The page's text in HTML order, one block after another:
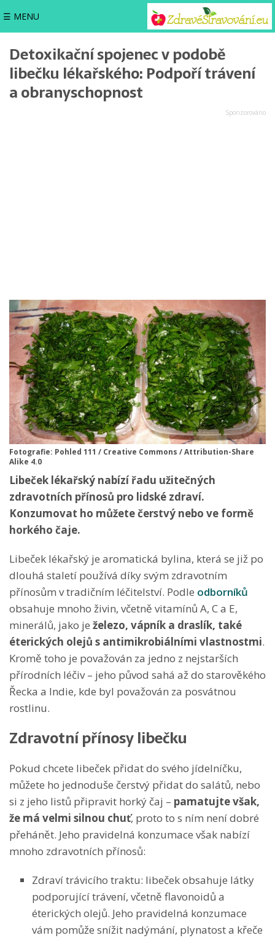
☰ MENU
Detoxikační spojenec v podobě
libečku lékařského: Podpoří trávení
a obranyschopnost
Fotografie: Pohled 111 / Creative Commons / Attribution-Share
Alike 4.0
Libeček lékařský nabízí řadu užitečných
zdravotních přínosů pro lidské zdraví.
Konzumovat ho můžete čerstvý nebo ve formě
horkého čaje.
Libeček lékařský je aromatická bylina, která se již po
dlouhá staletí používá díky svým zdravotním
přínosům v tradičním léčitelství. Podle odborníků
obsahuje mnoho živin, včetně vitamínů A, C a E,
minerálů, jako je železo, vápník a draslík, také
éterických olejů s antimikrobiálními vlastnostmi.
Kromě toho je považován za jedno z nejstarších
přírodních léčiv – jeho původ sahá až do starověkého
Řecka a Indie, kde byl považován za posvátnou
rostlinu.
Zdravotní přínosy libečku
Pokud chcete libeček přidat do svého jídelníčku,
můžete ho jednoduše čerstvý přidat do salátů, nebo
si z jeho listů připravit horký čaj – pamatujte však,
že má velmi silnou chuť, proto to s ním není dobré
přehánět. Jeho pravidelná konzumace však nabízí
mnoho zdravotních přínosů:
Zdraví trávicího traktu: libeček obsahuje látky
podporující trávení, včetně flavonoidů a
éterických olejů. Jeho pravidelná konzumace
vám pomůže snížit nadýmání, plynatost a křeče